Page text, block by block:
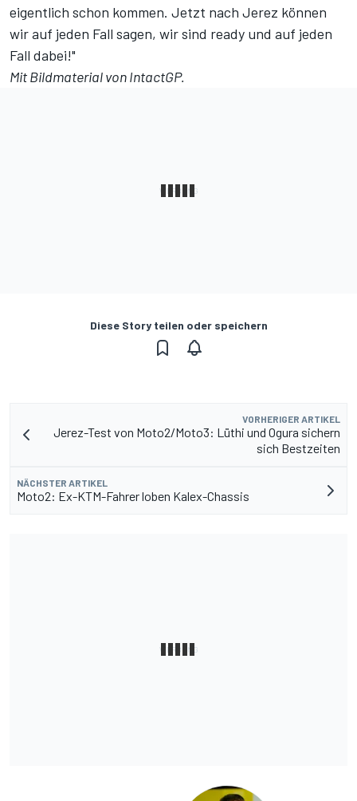
eigentlich schon kommen. Jetzt nach Jerez können
wir auf jeden Fall sagen, wir sind ready und auf jeden
Fall dabei!"
Mit Bildmaterial von IntactGP.
Diese Story teilen oder speichern
VORHERIGER ARTIKEL
Jerez-Test von Moto2/Moto3: Lüthi und Ogura sichern
sich Bestzeiten
NÄCHSTER ARTIKEL
Moto2: Ex-KTM-Fahrer loben Kalex-Chassis